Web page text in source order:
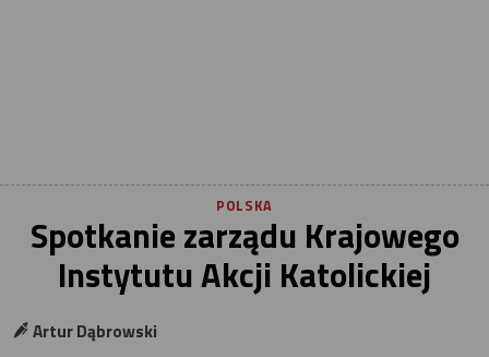
POLSKA
Spotkanie zarządu Krajowego
Instytutu Akcji Katolickiej
Artur Dąbrowski